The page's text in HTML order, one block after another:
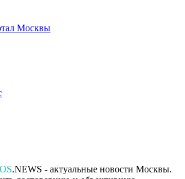
Москвы
.NEWS - актуальные новости Москвы.